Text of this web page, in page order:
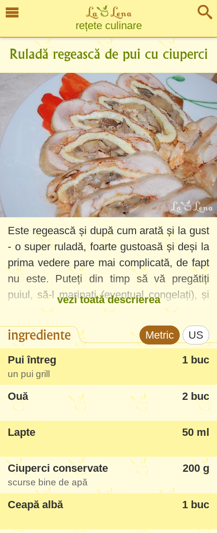
rețete culinare
Ruladă regească de pui cu ciuperci
Este regească și după cum arată și la gust
- o super ruladă, foarte gustoasă și deși la
prima vedere pare mai complicată, de fapt
nu este. Puteți din timp să vă pregătiți
puiul, să-l marinați (eventual congelați), și
chiar cu o zi înainte de masa festivă o
pregătiți efectiv. Mi-a plăcut atât de mult și
sigur va fi prezentă de fiecare dată pe
masa festivă și nu numai.
vezi toată descrierea
ingrediente Metric US
Pui întreg 1 buc
un pui grill
Ouă 2 buc
Lapte 50 ml
Ciuperci conservate 200 g
scurse bine de apă
Ceapă albă 1 buc